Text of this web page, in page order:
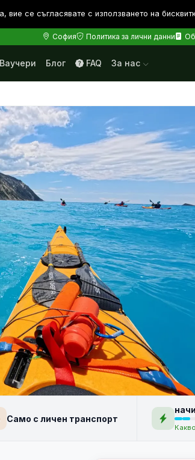
се съгласявате с използването на
София Политика за лични данни
Ваучери Блог FAQ За нас
+4
Само с личен транспорт